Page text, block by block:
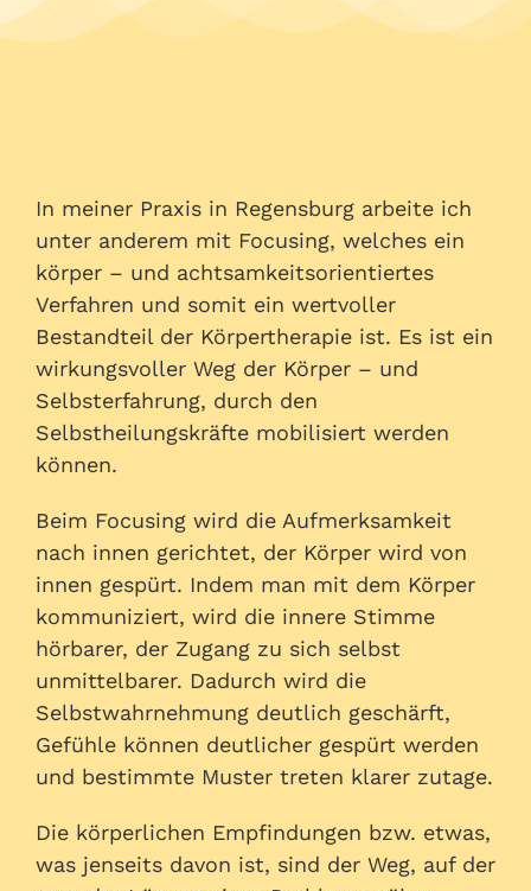
In meiner Praxis in Regensburg arbeite ich
unter anderem mit Focusing, welches ein
körper – und achtsamkeitsorientiertes
Verfahren und somit ein wertvoller
Bestandteil der Körpertherapie ist. Es ist ein
wirkungsvoller Weg der Körper – und
Selbsterfahrung, durch den
Selbstheilungskräfte mobilisiert werden
können.
Beim Focusing wird die Aufmerksamkeit
nach innen gerichtet, der Körper wird von
innen gespürt. Indem man mit dem Körper
kommuniziert, wird die innere Stimme
hörbarer, der Zugang zu sich selbst
unmittelbarer. Dadurch wird die
Selbstwahrnehmung deutlich geschärft,
Gefühle können deutlicher gespürt werden
und bestimmte Muster treten klarer zutage.
Die körperlichen Empfindungen bzw. etwas,
was jenseits davon ist, sind der Weg, auf der